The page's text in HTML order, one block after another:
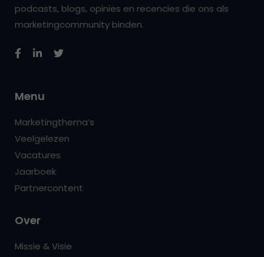
podcasts, blogs, opinies en recencies die ons als
marketingcommunity binden.
Menu
Marketingthema’s
Veelgelezen
Vacatures
Jaarboek
Partnercontent
Over
Missie & Visie